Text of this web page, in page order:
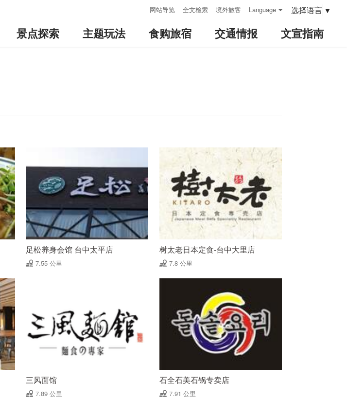
网站导览 全文检索 境外旅客 Language 选择语言 ▼
景点探索 主题玩法 食购旅宿 交通情报 文宣指南
足松养身会馆 台中太平店
7.55 公里
树太老日本定食-台中大里店
7.8 公里
三风面馆
7.89 公里
石全石美石锅专卖店
7.91 公里